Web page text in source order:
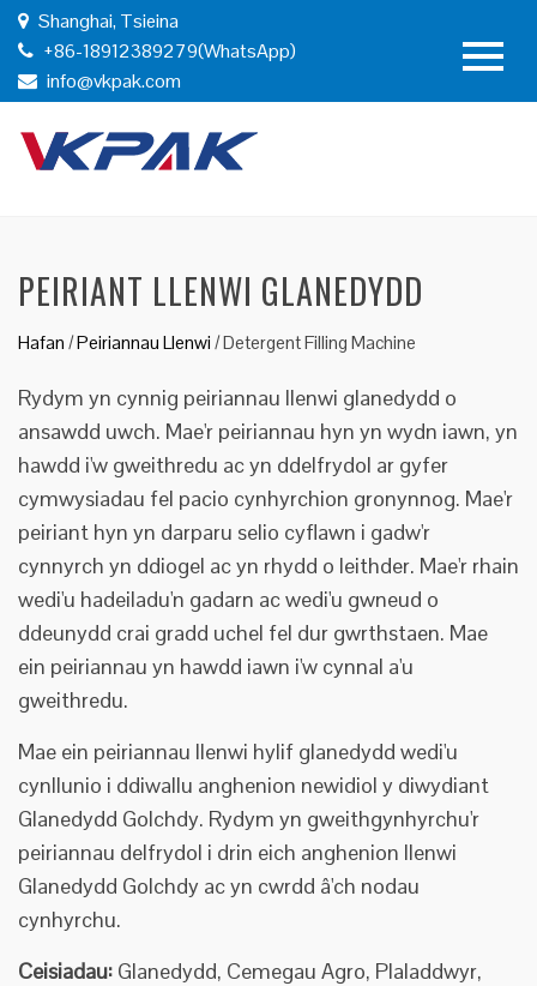
Shanghai, Tsieina
+86-18912389279(WhatsApp)
info@vkpak.com
PEIRIANT LLENWI GLANEDYDD
Hafan /Peiriannau Llenwi /Detergent Filling Machine
Rydym yn cynnig peiriannau llenwi glanedydd o
ansawdd uwch. Mae'r peiriannau hyn yn wydn iawn, yn
hawdd i'w gweithredu ac yn ddelfrydol ar gyfer
cymwysiadau fel pacio cynhyrchion gronynnog. Mae'r
peiriant hyn yn darparu selio cyflawn i gadw'r
cynnyrch yn ddiogel ac yn rhydd o leithder. Mae'r rhain
wedi'u hadeiladu'n gadarn ac wedi'u gwneud o
ddeunydd crai gradd uchel fel dur gwrthstaen. Mae
ein peiriannau yn hawdd iawn i'w cynnal a'u
gweithredu.
Mae ein peiriannau llenwi hylif glanedydd wedi'u
cynllunio i ddiwallu anghenion newidiol y diwydiant
Glanedydd Golchdy. Rydym yn gweithgynhyrchu'r
peiriannau delfrydol i drin eich anghenion llenwi
Glanedydd Golchdy ac yn cwrdd â'ch nodau
cynhyrchu.
Ceisiadau: Glanedydd, Cemegau Agro, Plaladdwyr,